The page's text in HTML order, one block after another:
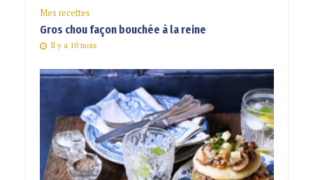
Mes recettes
Gros chou façon bouchée à la reine
Il y a 10 mois